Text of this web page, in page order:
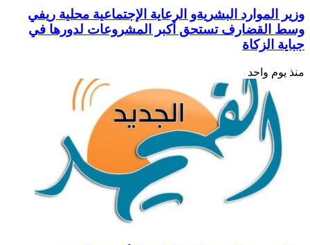
وزير الموارد البشريةو الرعاية الإجتماعية محلية ريفي
وسط القضارف تستحق أكبر المشروعات لدورها في
جباية الزكاة
منذ يوم واحد